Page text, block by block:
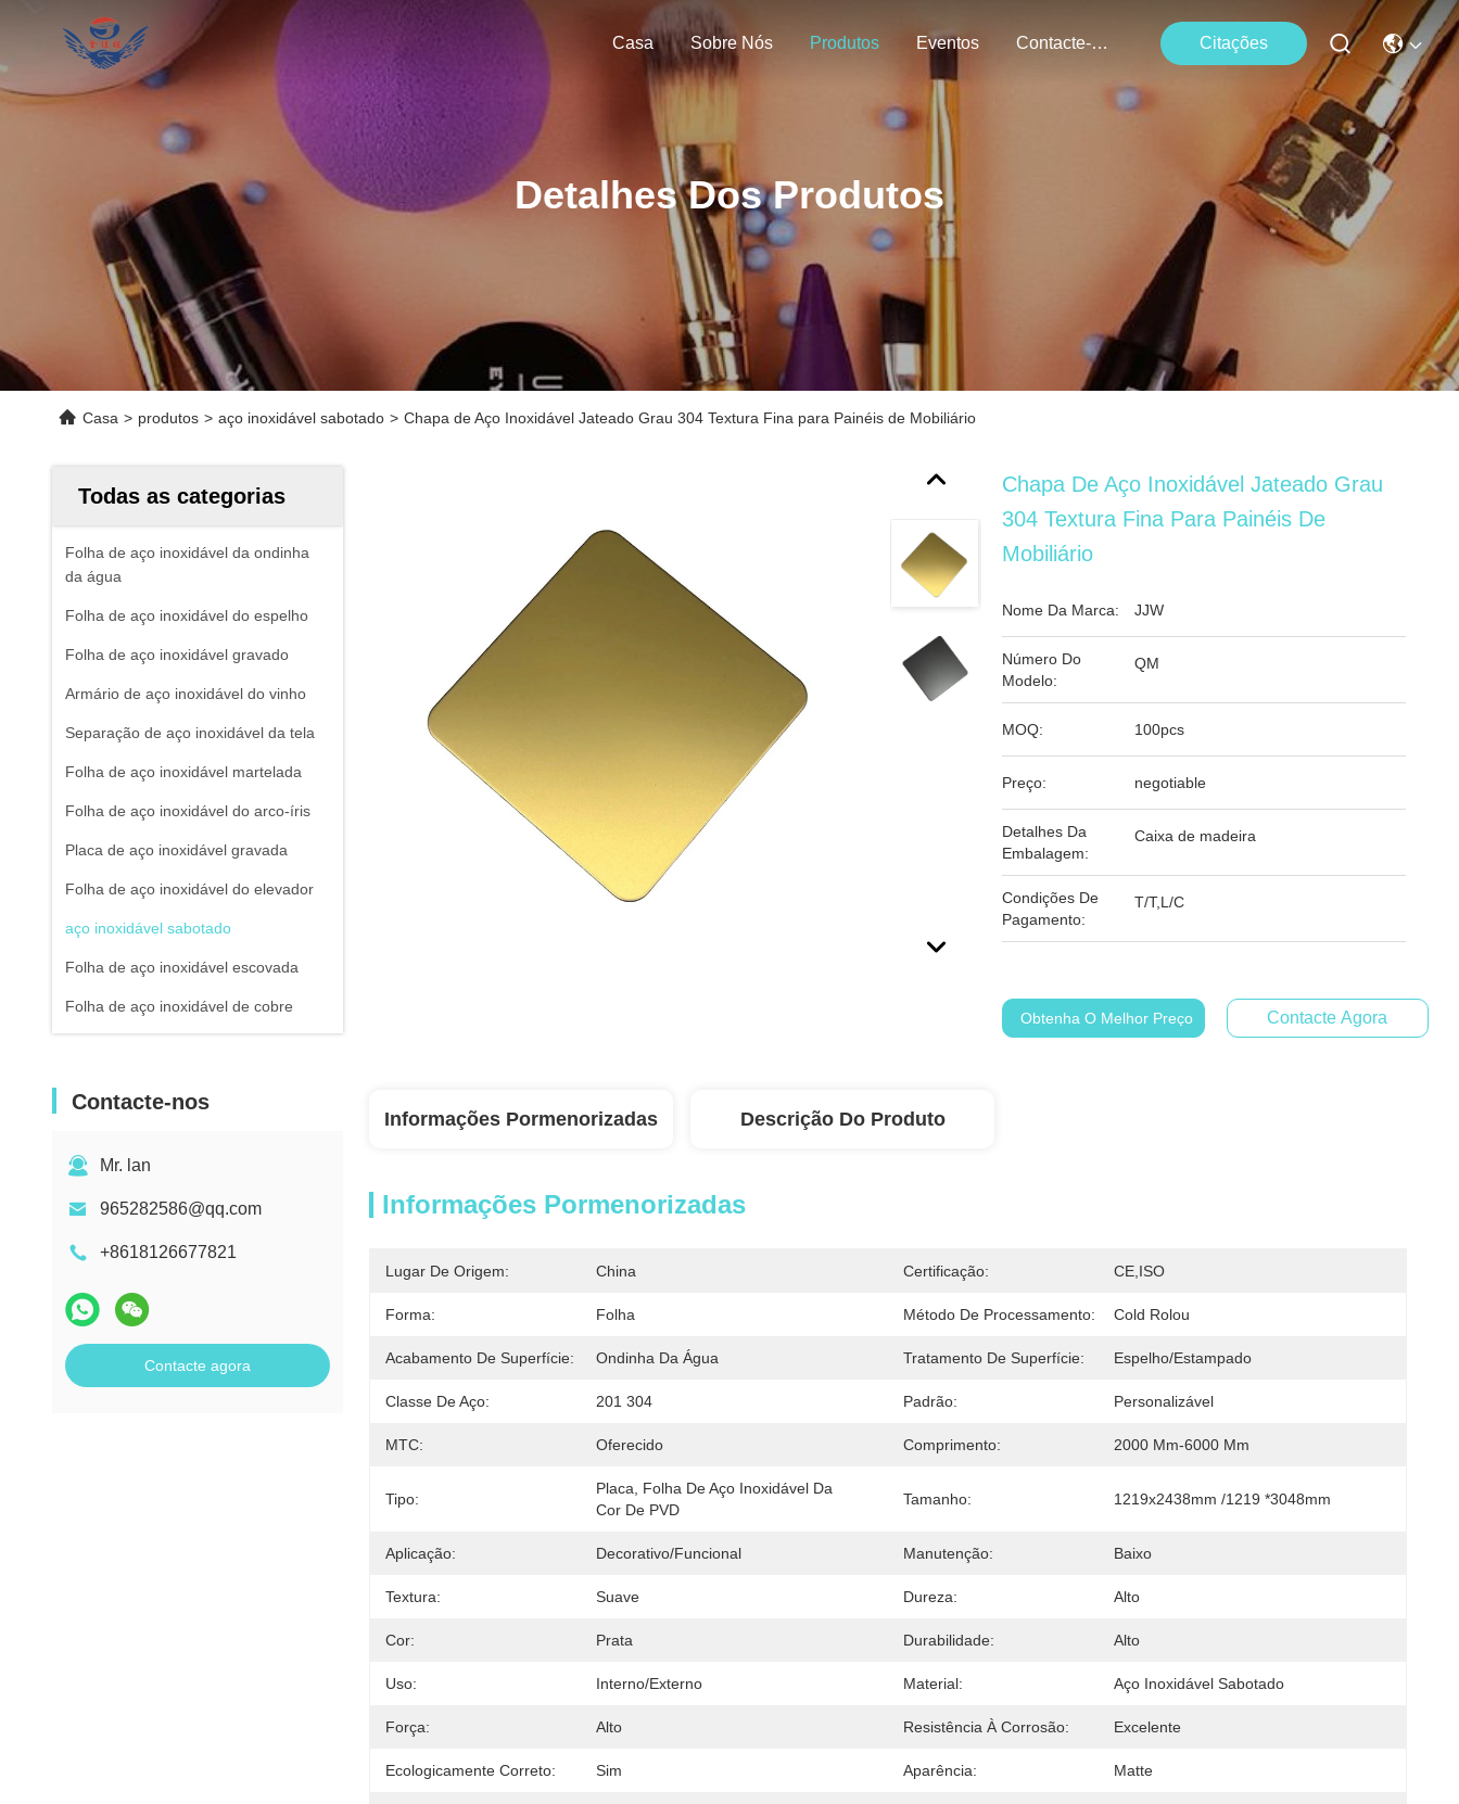
Casa Sobre Nós Produtos Eventos Contacte-Nos Citações
Detalhes Dos Produtos
Casa > produtos > aço inoxidável sabotado > Chapa de Aço Inoxidável Jateado Grau 304 Textura Fina para Painéis de Mobiliário
Todas as categorias
Folha de aço inoxidável da ondinha
da água
Folha de aço inoxidável do espelho
Folha de aço inoxidável gravado
Armário de aço inoxidável do vinho
Separação de aço inoxidável da tela
Folha de aço inoxidável martelada
Folha de aço inoxidável do arco-íris
Placa de aço inoxidável gravada
Folha de aço inoxidável do elevador
aço inoxidável sabotado
Folha de aço inoxidável escovada
Folha de aço inoxidável de cobre
Contacte-nos
Mr. lan
965282586@qq.com
+8618126677821
Contacte agora
Chapa De Aço Inoxidável Jateado Grau
304 Textura Fina Para Painéis De
Mobiliário
Nome Da Marca: JJW
Número Do
Modelo:
QM
MOQ: 100pcs
Preço: negotiable
Detalhes Da
Embalagem:
Caixa de madeira
Condições De
Pagamento:
T/T,L/C
Obtenha O Melhor Preço Contacte Agora
Informações Pormenorizadas Descrição Do Produto
Informações Pormenorizadas
Lugar De Origem: China Certificação: CE,ISO
Forma: Folha Método De Processamento: Cold Rolou
Acabamento De Superfície: Ondinha Da Água Tratamento De Superfície: Espelho/estampado
Classe De Aço: 201 304 Padrão: Personalizável
MTC: Oferecido Comprimento: 2000 Mm-6000 Mm
Tipo:
Placa, Folha De Aço Inoxidável Da
Cor De PVD
Tamanho: 1219x2438mm /1219 *3048mm
Aplicação: Decorativo/funcional Manutenção: Baixo
Textura: Suave Dureza: Alto
Cor: Prata Durabilidade: Alto
Uso: Interno/externo Material: Aço Inoxidável Sabotado
Força: Alto Resistência À Corrosão: Excelente
Ecologicamente Correto: Sim Aparência: Matte